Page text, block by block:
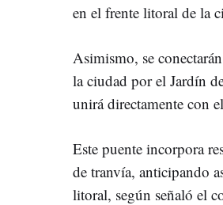
en el frente litoral de la
Asimismo, se
la ciudad por el Jardín
unirá directamente con
Este puente incorpora
de tranvía, anticipando
litoral, según señaló el